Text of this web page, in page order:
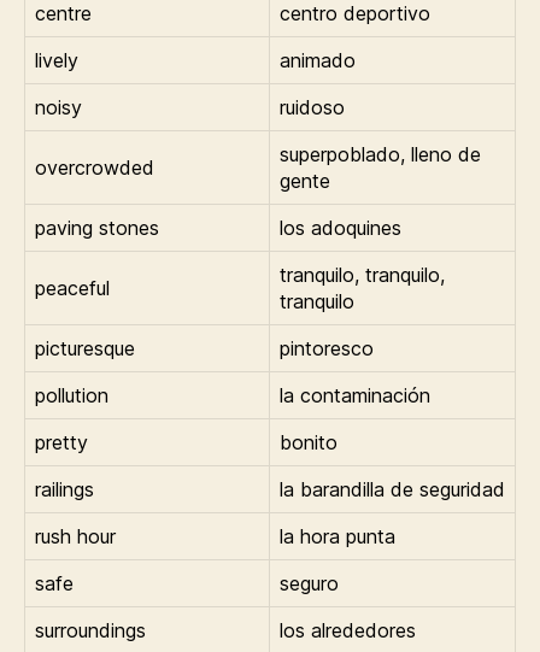
centre
centro deportivo
lively
animado
noisy
ruidoso
overcrowded
superpoblado, lleno de
gente
paving stones
los adoquines
peaceful
tranquilo, tranquilo,
tranquilo
picturesque
pintoresco
pollution
la contaminación
pretty
bonito
railings
la barandilla de seguridad
rush hour
la hora punta
safe
seguro
surroundings
los alrededores